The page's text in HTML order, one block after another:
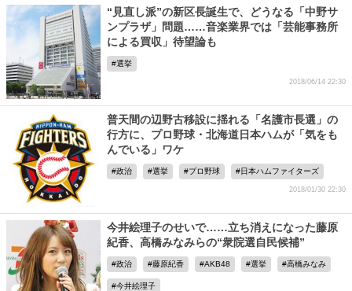
“見直し派”の新区長誕生で、どうなる「中野サ
ンプラザ」問題……音楽業界では「芸能事務所
による買収」待望論も
選挙
2018/06/14 22:30
普天間の辺野古移設に揺れる「名護市長選」の
行方に、プロ野球・北海道日本ハムが「気をも
んでいる」ワケ
政治 選挙 プロ野球 日本ハムファイターズ
2018/01/30 22:30
今井絵理子のせいで……立ち消えになった藤原
紀香、高橋みなみらの“衆院選自民候補”
政治 藤原紀香 AKB48 選挙 高橋みなみ
今井絵理子